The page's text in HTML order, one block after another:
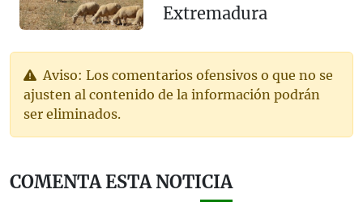
Extremadura
Aviso: Los comentarios ofensivos o que no se
ajusten al contenido de la información podrán
ser eliminados.
COMENTA ESTA NOTICIA